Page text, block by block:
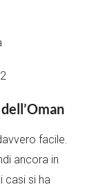
facile.
ancora in
casi si ha